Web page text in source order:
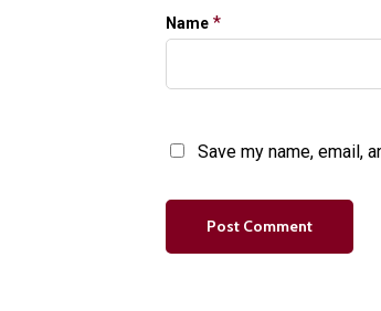
Name *
Save my name, email,